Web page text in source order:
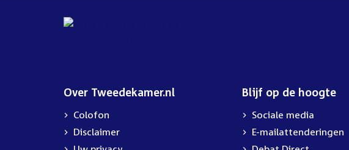
Over Tweedekamer.nl
Colofon
Disclaimer
Blijf op de hoogte
Sociale media
E-mailattenderingen